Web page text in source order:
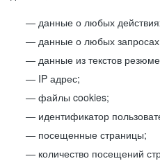
данные о любых
данные о любых
данные из текстов
IP адрес;
файлы cookies;
идентификатор
посещенные страницы;
количество посещений